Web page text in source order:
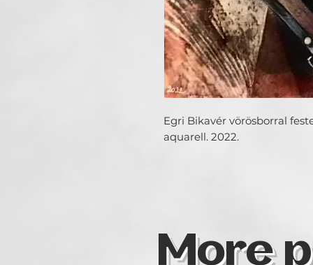
Egri Bikavér vörösborral
aquarell. 2022.
More